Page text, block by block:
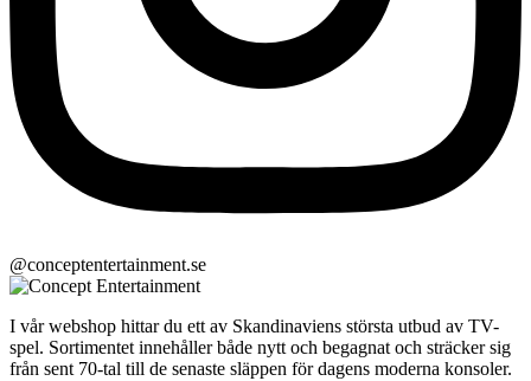
@conceptentertainment.se
I vår webshop hittar du ett av Skandinaviens största utbud av TV-
spel. Sortimentet innehåller både nytt och begagnat och sträcker sig
från sent 70-tal till de senaste släppen för dagens moderna konsoler.